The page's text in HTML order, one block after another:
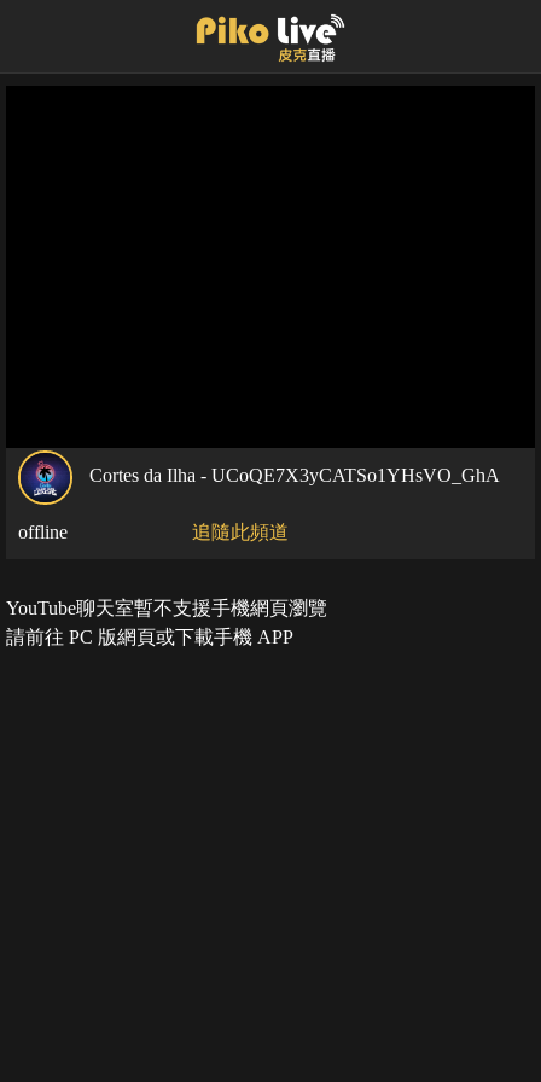
Cortes da Ilha - UCoQE7X3yCATSo1YHsVO_GhA
offline 追隨此頻道
YouTube聊天室暫不支援手機網頁瀏覽
請前往 PC 版網頁或下載手機 APP